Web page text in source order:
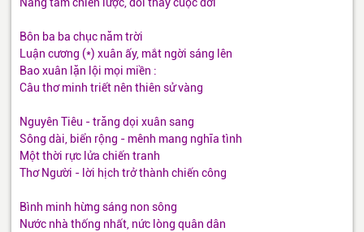
Nâng tầm chiến lược, đổi thay cuộc đời
Bôn ba ba chục năm trời
Luận cương (*) xuân ấy, mắt ngời sáng lên
Bao xuân lặn lội mọi miền :
Câu thơ minh triết nên thiên sử vàng
Nguyên Tiêu - trăng dọi xuân sang
Sông dài, biển rộng - mênh mang nghĩa tình
Một thời rực lửa chiến tranh
Thơ Người - lời hịch trở thành chiến công
Bình minh hừng sáng non sông
Nước nhà thống nhất, nức lòng quân dân